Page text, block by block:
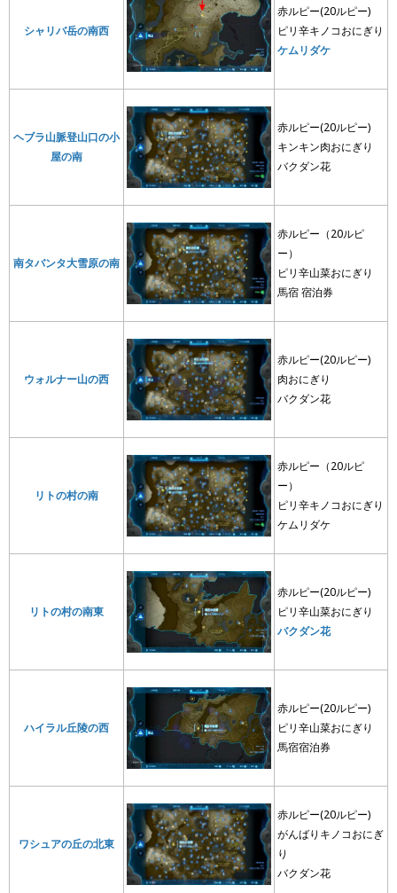
シャリバ岳の南西
赤ルピー(20ルピー)
ピリ辛キノコおにぎり
ケムリダケ
ヘブラ山脈登山口の小
屋の南
赤ルピー(20ルピー)
キンキン肉おにぎり
バクダン花
南タバンタ大雪原の南
赤ルピー（20ルピ
ー）
ピリ辛山菜おにぎり
馬宿 宿泊券
ウォルナー山の西
赤ルピー(20ルピー)
肉おにぎり
バクダン花
リトの村の南
赤ルピー（20ルピ
ー）
ピリ辛キノコおにぎり
ケムリダケ
リトの村の南東
赤ルピー(20ルピー)
ピリ辛山菜おにぎり
バクダン花
ハイラル丘陵の西
赤ルピー(20ルピー)
ピリ辛山菜おにぎり
馬宿宿泊券
ワシュアの丘の北東
赤ルピー(20ルピー)
がんばりキノコおにぎ
り
バクダン花